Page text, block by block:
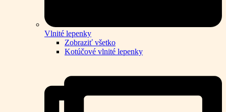
Vlnité lepenky
Zobraziť všetko
Kotúčové vlnité lepenky